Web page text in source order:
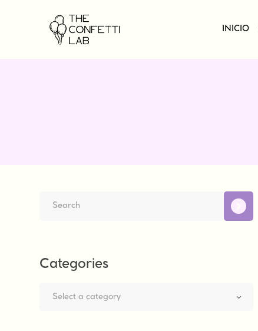
INICIO
Categories
Select a category